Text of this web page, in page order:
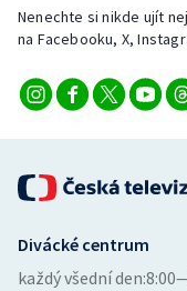
Nenechte si nikde ujít
na Facebooku, X,
Divácké centrum
každý všední den: